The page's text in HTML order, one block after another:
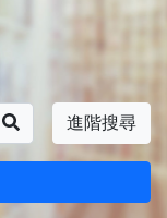
進階搜尋